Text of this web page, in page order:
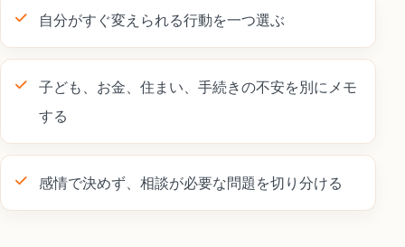
自分がすぐ変えられる行動を一つ選ぶ
子ども、お金、住まい、手続きの不安を別にメモ
する
感情で決めず、相談が必要な問題を切り分ける